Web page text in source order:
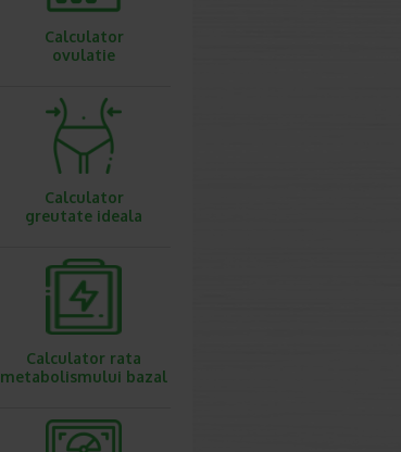
Calculator
ovulatie
Calculator
greutate ideala
Calculator rata
metabolismului bazal